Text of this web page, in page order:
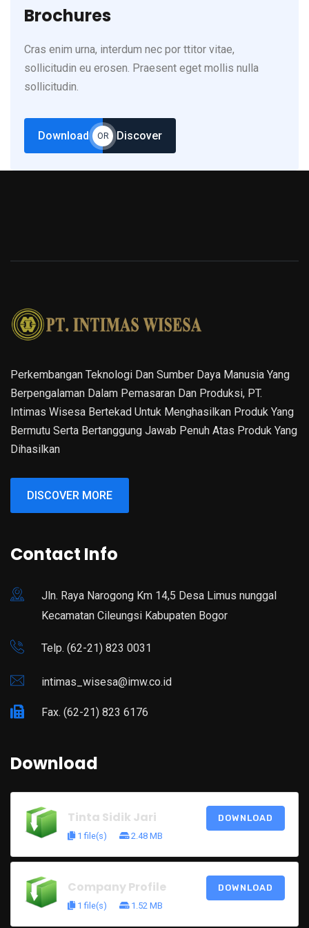
Brochures
Cras enim urna, interdum nec por ttitor vitae,
sollicitudin eu erosen. Praesent eget mollis nulla
sollicitudin.
Download OR Discover
Perkembangan Teknologi Dan Sumber Daya Manusia Yang
Berpengalaman Dalam Pemasaran Dan Produksi, PT.
Intimas Wisesa Bertekad Untuk Menghasilkan Produk Yang
Bermutu Serta Bertanggung Jawab Penuh Atas Produk Yang
Dihasilkan
DISCOVER MORE
Contact Info
Jln. Raya Narogong Km 14,5 Desa Limus nunggal
Kecamatan Cileungsi Kabupaten Bogor
Telp. (62-21) 823 0031
intimas_wisesa@imw.co.id
Fax. (62-21) 823 6176
Download
Tinta Sidik Jari
1 file(s) 2.48 MB
DOWNLOAD
Company Profile
1 file(s) 1.52 MB
DOWNLOAD